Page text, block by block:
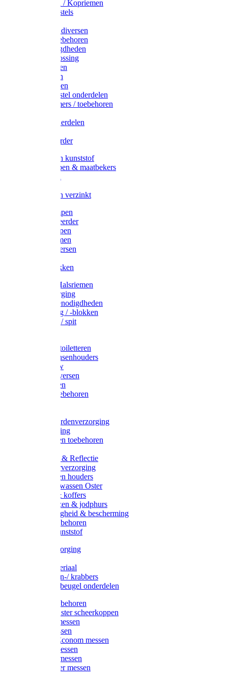
Halsriemen / Kopriemen
Koerugborstels
Koe / Stier diversen
Melkers toebehoren
Stalbenodigdheden
Kalververlossing
Stierenringen
Onthoornen
Kalverflessen
Koerugborstel onderdelen
Kalveremmers / toebehoren
Koelift onderdelen
Uieronthaarder
Voerbakken kunststof
Voerscheppen & maatbekers
Voerbakken verzinkt
Warmtelampen
Staartcoupeerder
Biggenkappen
Neuskrammen
Varken diversen
Varkensbakken
Halsters / Halsriemen
Hoefverzorging
Lammer benodigdheden
Ramdektuig / -blokken
Vastzetpen / spit
Poetsen & toiletteren
Zadel-/Trensenhouders
Halstertouw
Halsters diversen
Hoofdstellen
Zadel & toebehoren
Rapide paardenverzorging
Ruiter kleding
Hoofdstellen toebehoren
Verlichting & Reflectie
Rapide leerverzorging
Likstenen en houders
Poetsen & wassen Oster
Poetssets & koffers
Ruiter laarzen & jodphurs
Ruiter veiligheid & bescherming
Ruiter - toebehoren
Voerbak kunststof
Klauwverzorging
Injectiemateriaal
Hoefmessen-/ krabbers
Hoefbekapbeugel onderdelen
Messen toebehoren
Moser & Oster scheerkoppen
Hauptner messen
Liscop messen
Aesculap/Econom messen
Heiniger messen
Constanta messen
FarmClipper messen